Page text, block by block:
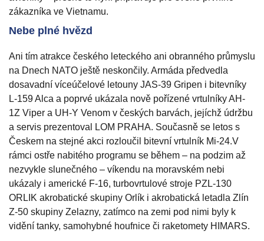
zákazníka ve Vietnamu.
Nebe plné hvězd
Ani tím atrakce českého leteckého ani obranného průmyslu
na Dnech NATO ještě neskončily. Armáda předvedla
dosavadní víceúčelové letouny JAS-39 Gripen i bitevníky
L-159 Alca a poprvé ukázala nově pořízené vrtulníky AH-
1Z Viper a UH-Y Venom v českých barvách, jejíchž údržbu
a servis prezentoval LOM PRAHA. Současně se letos s
Českem na stejné akci rozloučil bitevní vrtulník Mi-24.V
rámci ostře nabitého programu se během – na podzim až
nezvykle slunečného – víkendu na moravském nebi
ukázaly i americké F-16, turbovrtulové stroje PZL-130
ORLIK akrobatické skupiny Orlík i akrobatická letadla Zlín
Z-50 skupiny Zelazny, zatímco na zemi pod nimi byly k
vidění tanky, samohybné houfnice či raketomety HIMARS.